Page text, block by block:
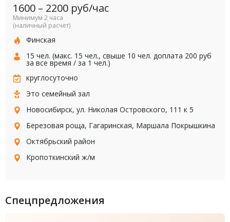
1600 – 2200 руб/час
Минимум 2 часа
(наличный расчет)
Финская
15 чел. (макс. 15 чел., свыше 10 чел. доплата 200 руб
за все время / за 1 чел.)
круглосуточно
Это семейный зал
Новосибирск, ул. Николая Островского, 111 к 5
Березовая роща, Гагаринская, Маршала Покрышкина
Октябрьский район
Кропоткинский ж/м
Спецпредложения